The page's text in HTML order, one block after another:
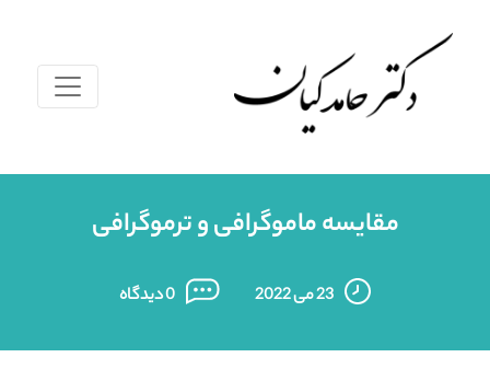
مقایسه ماموگرافی و ترموگرافی
23 می 2022 0 دیدگاه